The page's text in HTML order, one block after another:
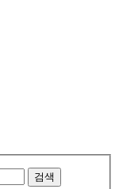
검색